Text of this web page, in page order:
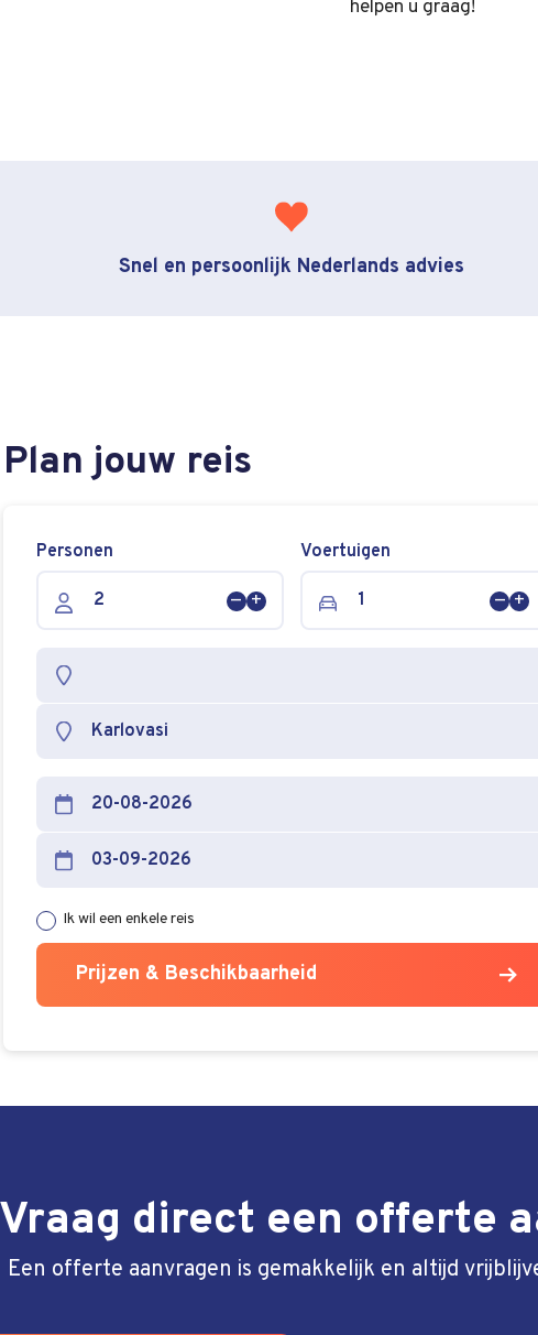
helpen u graag!
Snel en persoonlijk Nederlands advies
Plan jouw reis
Personen Voertuigen
Ik wil een enkele reis
Prijzen & Beschikbaarheid
Vraag direct een offerte
Een offerte aanvragen is gemakkelijk en altijd